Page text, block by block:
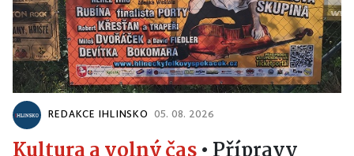
REDAKCE IHLINSKO 05. 08. 2026